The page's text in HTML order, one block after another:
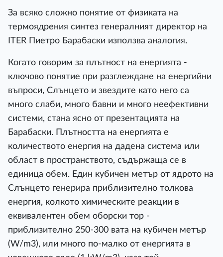
За всяко сложно понятие от физиката на
термоядрения синтез генералният директор на
ITER Пиетро Барабаски използва аналогия.
Когато говорим за плътност на енергията -
ключово понятие при разглеждане на енергийни
въпроси, Слънцето и звездите като него са
много слаби, много бавни и много неефективни
системи, стана ясно от презентацията на
Барабаски. Плътността на енергията е
количеството енергия на дадена система или
област в пространството, съдържаща се в
единица обем. Един кубичен метър от ядрото на
Слънцето генерира приблизително толкова
енергия, колкото химическите реакции в
еквивалентен обем оборски тор -
приблизително 250-300 вата на кубичен метър
(W/m3), или много по-малко от енергията в